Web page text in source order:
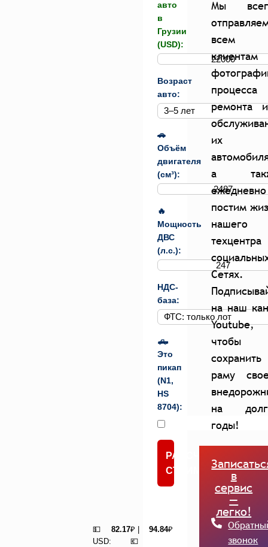
авто
в
Грузии
(USD):
Возраст
авто:
🚗
Объём
двигателя
(см³):
🔥
Мощность
ДВС
(л.с.):
НДС-
база:
🛻
Это
пикап
(N1,
HS
8704):
РАССЧИТАТЬ
СТОИМОСТЬ
💵
USD:
82.17₽ |
💶
94.84₽
Мы
всем
клиентам
процесса
ремонта
их
а
ежедневно
постим
нашего
Сетях.
на наш
Youtube,
чтобы
сохранить
раму
на
годы!
в
сервис
—
легко!
звонок